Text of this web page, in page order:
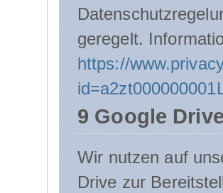
geregelt.
https://
9 Google
Wir nutzen auf
Drive zur